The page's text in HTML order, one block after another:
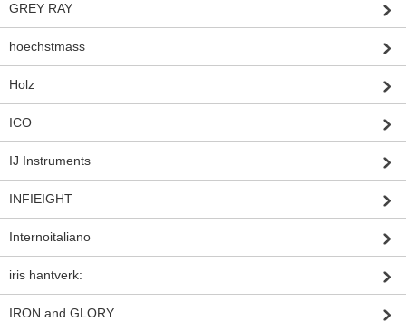
GREY RAY
hoechstmass
Holz
ICO
IJ Instruments
INFIEIGHT
Internoitaliano
iris hantverk:
IRON and GLORY